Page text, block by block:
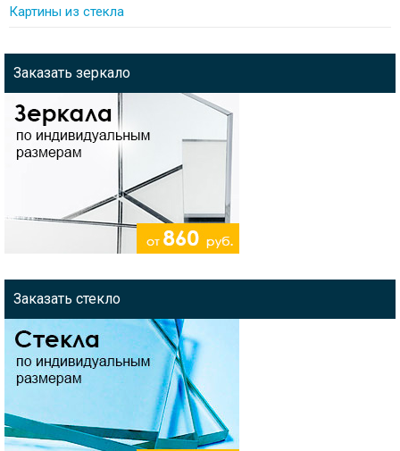
Картины из стекла
Заказать зеркало
Заказать стекло